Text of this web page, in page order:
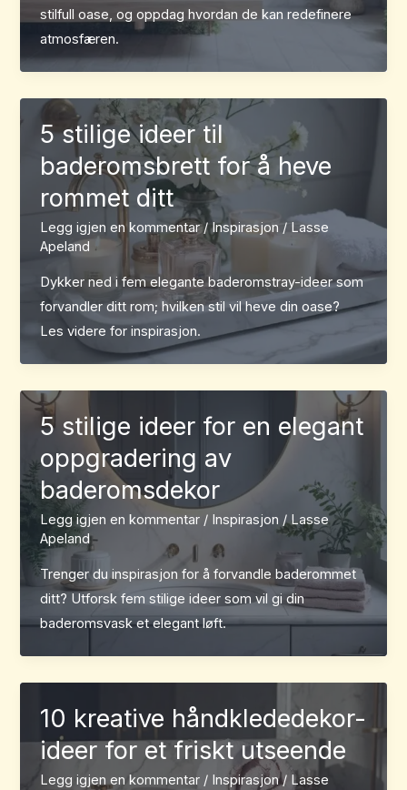
stilfull oase, og oppdag hvordan de kan redefinere
atmosfæren.
5 stilige ideer til
baderomsbrett for å heve
rommet ditt
Legg igjen en kommentar /Inspirasjon / Lasse
Apeland
Dykker ned i fem elegante baderomstray-ideer som
forvandler ditt rom; hvilken stil vil heve din oase?
Les videre for inspirasjon.
5 stilige ideer for en elegant
oppgradering av
baderomsdekor
Legg igjen en kommentar / Inspirasjon /Lasse
Apeland
Trenger du inspirasjon for å forvandle baderommet
ditt? Utforsk fem stilige ideer som vil gi din
baderomsvask et elegant løft.
10 kreative håndklededekor-
ideer for et friskt utseende
Legg igjen en kommentar / Inspirasjon/ Lasse